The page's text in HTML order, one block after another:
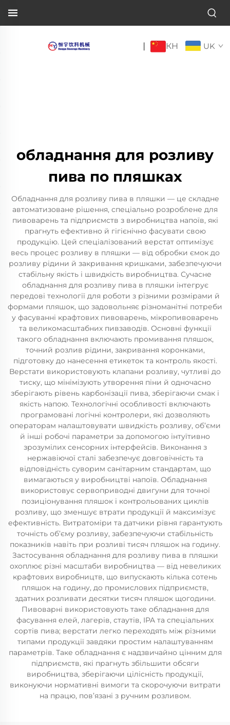
| КН UK
обладнання для розливу
пива по пляшках
Обладнання для розливу пива в пляшки — це складне
автоматизоване рішення, спеціально розроблене для
пивоварень та підприємств з виробництва напоїв, які
прагнуть ефективно й гігієнічно фасувати свою
продукцію. Цей спеціалізований верстат оптимізує
весь процес розливу в пляшки — від обробки ємок до
розливу рідини й закривання кришками, забезпечуючи
стабільну якість і швидкість виробництва. Сучасне
обладнання для розливу пива в пляшки інтегрує
передові технології для роботи з різними розмірами й
формами пляшок, що задовольняє різноманітні потреби
у фасуванні крафтових пивоварень, мікропивоварень
та великомасштабних пивзаводів. Основні функції
такого обладнання включають промивання пляшок,
точний розлив рідини, закривання коронками,
підготовку до нанесення етикеток та контроль якості.
Верстати використовують клапани розливу, чутливі до
тиску, що мінімізують утворення піни й одночасно
зберігають рівень карбонізації пива, зберігаючи смак і
якість напою. Технологічні особливості включають
програмовані логічні контролери, які дозволяють
операторам налаштовувати швидкість розливу, об’єми
й інші робочі параметри за допомогою інтуїтивно
зрозумілих сенсорних інтерфейсів. Виконання з
нержавіючої сталі забезпечує довговічність та
відповідність суворим санітарним стандартам, що
вимагаються у виробництві напоїв. Обладнання
використовує сервоприводні двигуни для точної
позиціонування пляшок і контрольованих циклів
розливу, що зменшує втрати продукції й максимізує
ефективність. Витратоміри та датчики рівня гарантують
точність об’єму розливу, забезпечуючи стабільність
показників навіть при розливі тисяч пляшок на годину.
Застосування обладнання для розливу пива в пляшки
охоплює різні масштаби виробництва — від невеликих
крафтових виробництв, що випускають кілька сотень
пляшок на годину, до промислових підприємств,
здатних розливати десятки тисяч пляшок щогодини.
Пивоварні використовують таке обладнання для
фасування елей, лагерів, стаутів, IPA та спеціальних
сортів пива; верстати легко переходять між різними
типами продукції завдяки простим налаштуванням
параметрів. Таке обладнання є надзвичайно цінним для
підприємств, які прагнуть збільшити обсяги
виробництва, зберігаючи цілісність продукції,
виконуючи нормативні вимоги та скорочуючи витрати
на працю, пов’язані з ручним розливом.